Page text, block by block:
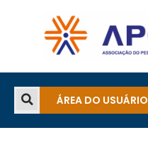
ÁREA DO USUÁRIO